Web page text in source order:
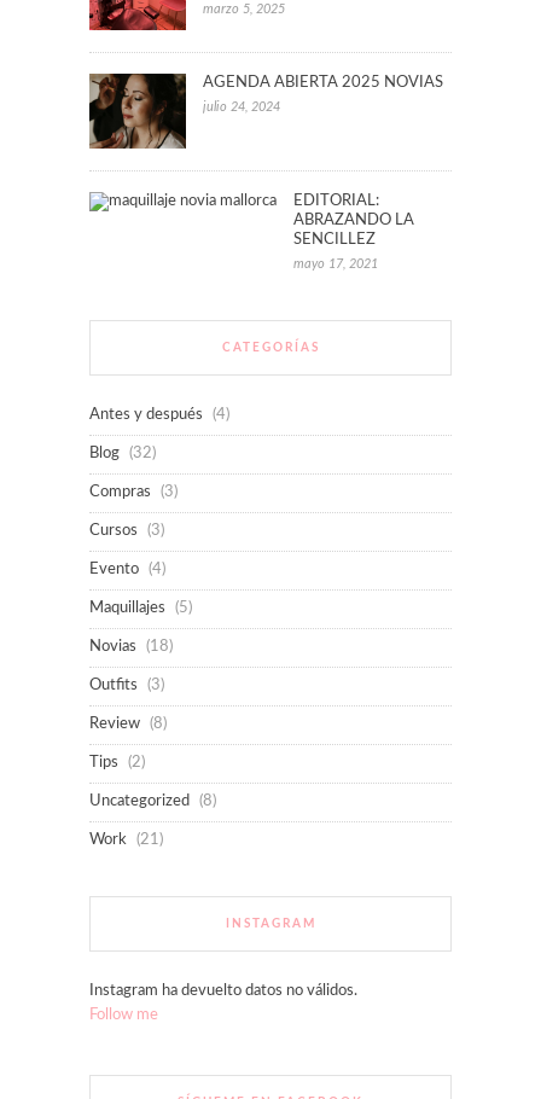
marzo 5, 2025
AGENDA ABIERTA 2025 NOVIAS
julio 24, 2024
EDITORIAL:
ABRAZANDO LA
SENCILLEZ
mayo 17, 2021
CATEGORÍAS
Antes y después (4)
Blog (32)
Compras (3)
Cursos (3)
Evento (4)
Maquillajes (5)
Novias (18)
Outfits (3)
Review (8)
Tips (2)
Uncategorized (8)
Work (21)
INSTAGRAM
Instagram ha devuelto datos no válidos.
Follow me